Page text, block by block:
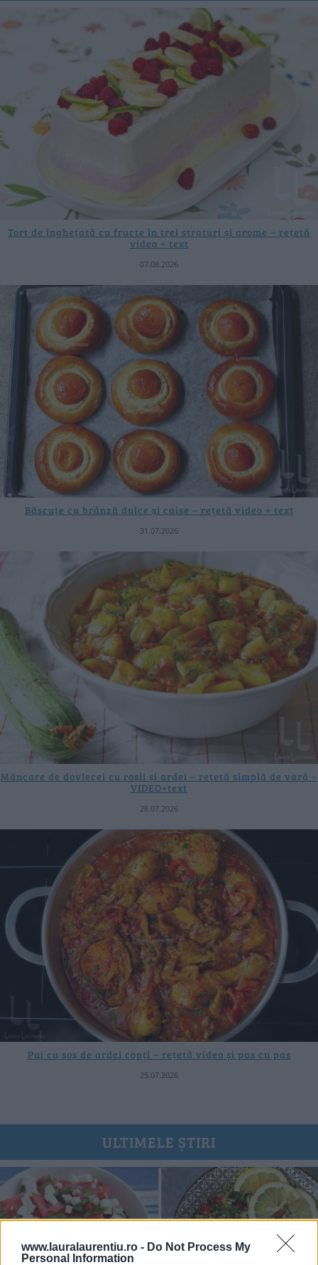
www.lauralaurentiu.ro - Do Not Process My
Personal Information
Tort de înghețată cu fructe în trei straturi și arome – rețetă
video + text
07.08.2026
Băscuțe cu brânză dulce și caise – rețetă video + text
31.07.2026
Mâncare de dovlecei cu roșii și ardei – rețetă simplă de vară –
VIDEO+text
28.07.2026
Pui cu sos de ardei copți – rețetă video și pas cu pas
25.07.2026
ULTIMELE ȘTIRI